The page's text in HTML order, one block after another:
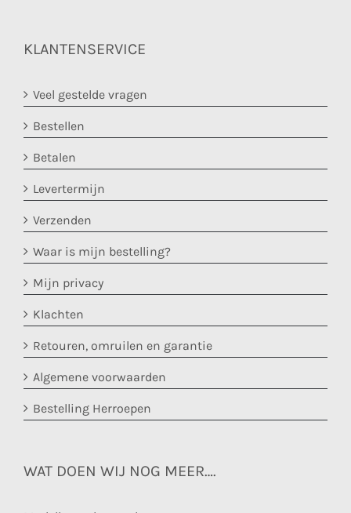
KLANTENSERVICE
Veel gestelde vragen
Bestellen
Betalen
Levertermijn
Verzenden
Waar is mijn bestelling?
Mijn privacy
Klachten
Retouren, omruilen en garantie
Algemene voorwaarden
Bestelling Herroepen
WAT DOEN WIJ NOG MEER….